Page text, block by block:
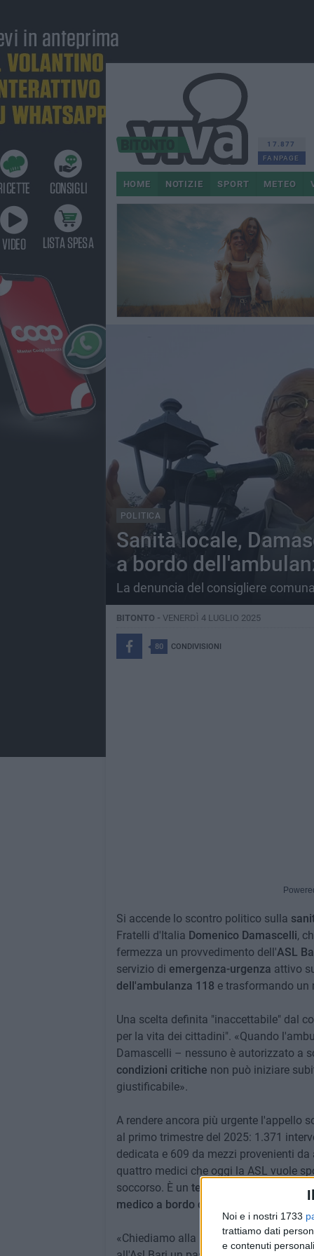
Noi e i nostri 1733
trattiamo dati
e contenuti
17.877
FANPAGE
HOME NOTIZIE SPORT METEO
POLITICA
Sanità locale,
a bordo
La denuncia del consigliere
BITONTO - VENERDÌ 4 LUGLIO 2025
80 CONDIVISIONI
Si accende lo scontro politico sulla
Fratelli d'Italia Domenico Damascelli,
fermezza un provvedimento dell'ASL
servizio di emergenza-urgenza attivo
dell'ambulanza 118 e trasformando un
Una scelta definita "inaccettabile" dal
per la vita dei cittadini". «Quando
Damascelli – nessuno è autorizzato a
condizioni critiche non può iniziare
giustificabile».
A rendere ancora più urgente l'appello
al primo trimestre del 2025: 1.371
dedicata e 609 da mezzi provenienti
quattro medici che oggi la ASL vuole
soccorso. È un territorio popoloso ,
medico a bordo dell'ambulanza
»,
«Chiediamo alla Regione Puglia, al